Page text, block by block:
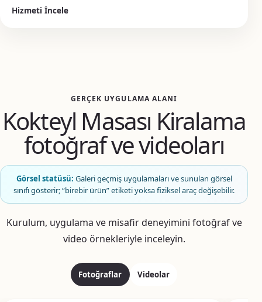
Hizmeti İncele
GERÇEK UYGULAMA ALANI
Kokteyl Masası Kiralama
fotoğraf ve videoları
Görsel statüsü: Galeri geçmiş uygulamaları ve sunulan görsel
sınıfı gösterir; “birebir ürün” etiketi yoksa fiziksel araç değişebilir.
Kurulum, uygulama ve misafir deneyimini fotoğraf ve
video örnekleriyle inceleyin.
Fotoğraflar Videolar